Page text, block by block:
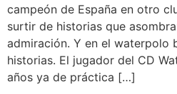
campeón de España en otro
surtir de historias que
admiración. Y en el waterpolo
historias. El jugador del CD
años ya de práctica […]